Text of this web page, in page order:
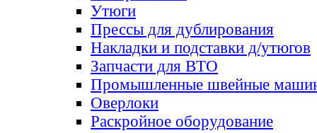
Утюги
Прессы для дублирования
Накладки и подставки д/утюгов
Запчасти для ВТО
Промышленные швейные
Оверлоки
Раскройное оборудование